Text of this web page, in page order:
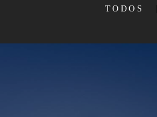
TODOS